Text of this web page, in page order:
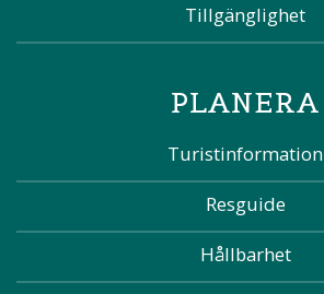
Tillgänglighet
PLANERA
Turistinformation
Resguide
Hållbarhet